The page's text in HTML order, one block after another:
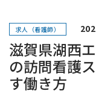
求人（看護師）
滋賀県湖西
の訪問看護
す働き方